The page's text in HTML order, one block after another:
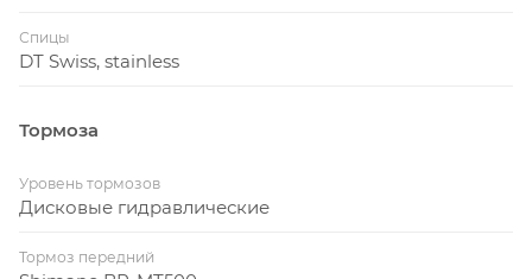
Спицы
DT Swiss, stainless
Тормоза
Уровень тормозов
Дисковые гидравлические
Тормоз передний